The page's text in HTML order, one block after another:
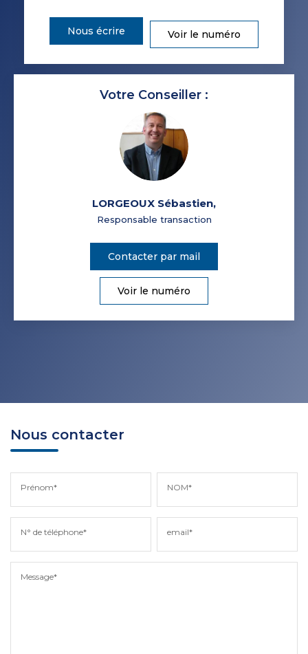
Nous écrire Voir le numéro
Votre Conseiller :
LORGEOUX Sébastien,
Responsable transaction
Contacter par mail
Voir le numéro
Nous contacter
Prénom* NOM*
N° de téléphone* email*
Message*